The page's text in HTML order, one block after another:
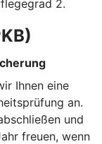
2.
Ihnen eine
an.
und
freuen, wenn